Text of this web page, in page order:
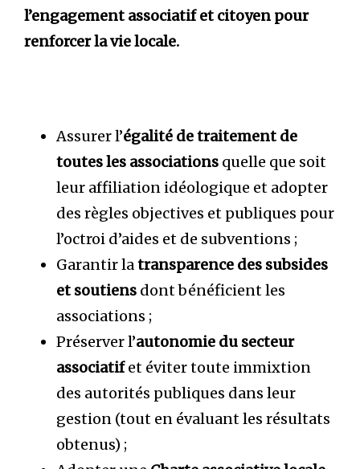
l’engagement associatif et citoyen pour
renforcer la vie locale.
Assurer l’égalité de traitement de
toutes les associations quelle que soit
leur affiliation idéologique et adopter
des règles objectives et publiques pour
l’octroi d’aides et de subventions ;
Garantir latransparence des subsides
et soutiens dont bénéficient les
associations ;
Préserver l’autonomie du secteur
associatifet éviter toute immixtion
des autorités publiques dans leur
gestion (tout en évaluant les résultats
obtenus) ;